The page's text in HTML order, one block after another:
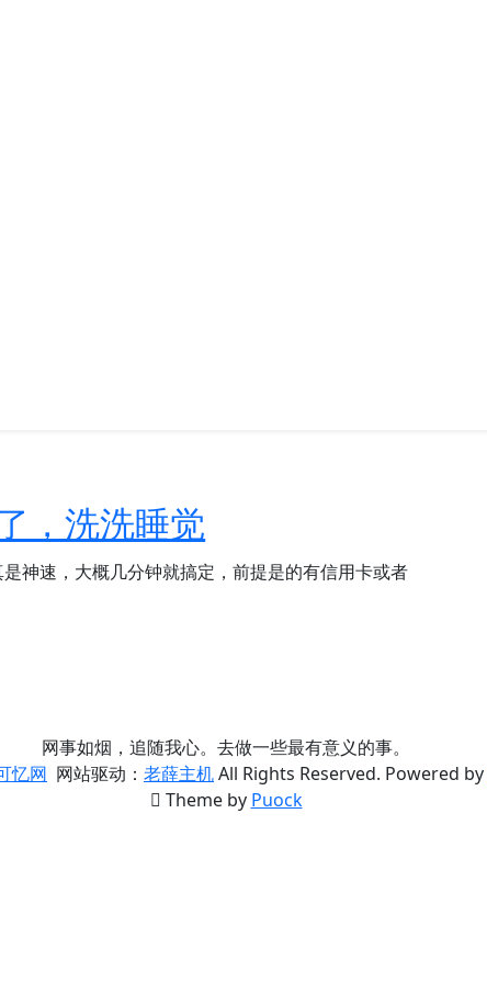
，洗洗睡觉
神速，大概几分钟就搞定，前提是的有信用卡或者
网事如烟，追随我心。去做一些最有意义的事。
忆网 网站驱动： 老薛主机All Rights Reserved. Powered by
Theme by Puock